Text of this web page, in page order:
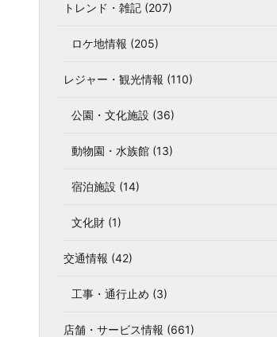
トレンド・雑記 (207)
ロケ地情報 (205)
レジャー・観光情報 (110)
公園・文化施設 (36)
動物園・水族館 (13)
宿泊施設 (14)
文化財 (1)
交通情報 (42)
工事・通行止め (3)
店舗・サービス情報 (661)